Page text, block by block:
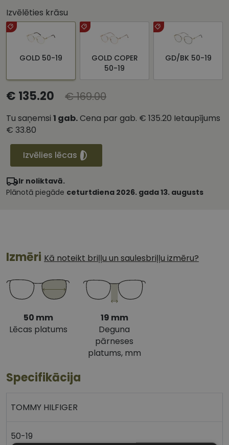
Izvēlēties krāsu
GOLD 50-19
GOLD COPER
50-19
GD/BK 50-19
€ 135.20 € 169.00
Tu saņemsi 1 gab.Cena par gab. € 135.20 Ietaupījums
€ 33.80
Izvēlies lēcas
Ir noliktavā.
Plānotā piegāde ceturtdiena 2026. gada 13. augusts
Izmēri Kā noteikt briļļu un saulesbriļļu izmēru?
50 mm
Lēcas platums
19 mm
Deguna
pārneses
platums, mm
Specifikācija
TOMMY HILFIGER
50-19